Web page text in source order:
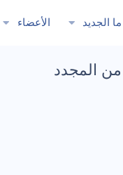
ما الجديد الأعضاء
من المجدد